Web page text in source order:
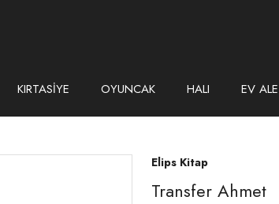
KIRTASİYE OYUNCAK HALI EV
Elips Kitap
Transfer Ahmet